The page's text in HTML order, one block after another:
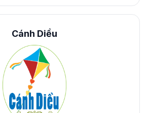
Cánh Diều